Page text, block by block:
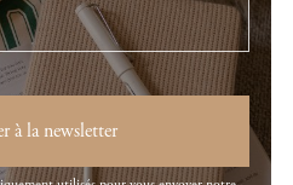
à la newsletter